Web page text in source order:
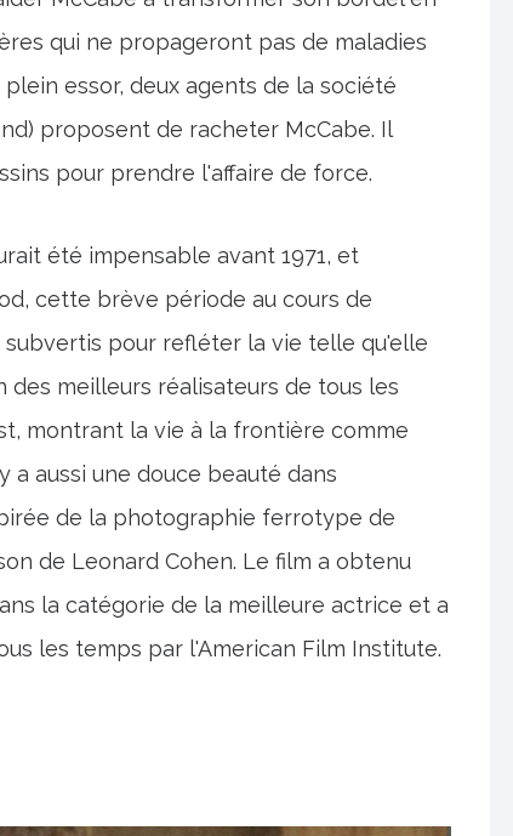
qui ne propageront pas de maladies
essor, deux agents de la société
proposent de racheter McCabe. Il
pour prendre l'affaire de force.
été impensable avant 1971, et
cette brève période au cours de
pour refléter la vie telle qu'elle
meilleurs réalisateurs de tous les
montrant la vie à la frontière comme
a aussi une douce beauté dans
de la photographie ferrotype de
de Leonard Cohen. Le film a obtenu
la catégorie de la meilleure actrice et a
les temps par l'American Film Institute.